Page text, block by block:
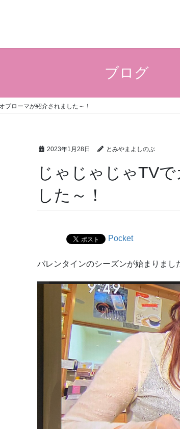
ブログ
ブローマが紹介されました～！
2023年1月28日 とみやまよしのぶ
じゃじゃじゃTV
した～！
Pocket
バレンタインのシーズンが始まりま